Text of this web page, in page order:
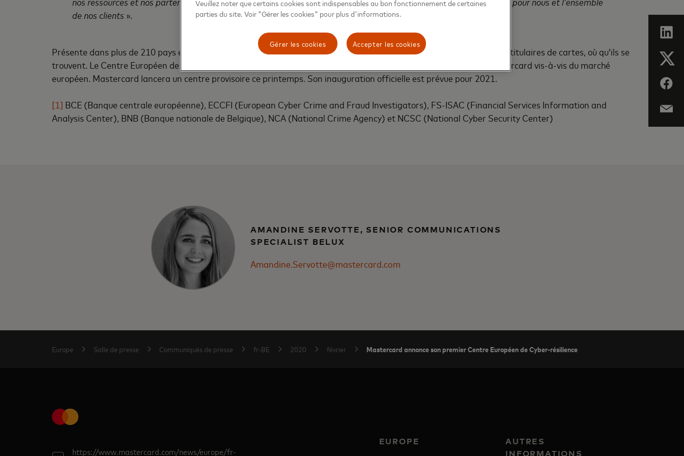
de nos clients ».
Présente dans plus de 210 pays et territoires, Mastercard s’attache à protéger ses activités, mais aussi ses clients et titulaires de cartes, où qu’ils se
trouvent. Le Centre Européen de Cyber-résilience est une nouvelle étape qui confirme l’engagement continu de Mastercard vis-à-vis du marché
européen. Mastercard lancera un centre provisoire ce printemps. Son inauguration officielle est prévue pour 2021.
[1] BCE (Banque centrale européenne), ECCFI (European Cyber Crime and Fraud Investigators), FS-ISAC (Financial Services Information and
Analysis Center), BNB (Banque nationale de Belgique), NCA (National Crime Agency) et NCSC (National Cyber Security Center)
AMANDINE SERVOTTE, SENIOR COMMUNICATIONS
SPECIALIST BELUX
Amandine.Servotte@mastercard.com
Europe Salle de presse Communiqués de presse fr-BE 2020 février Mastercard annonce son premier Centre Européen de Cyber-résilience
https://www.mastercard.com/news/europe/fr-
EUROPE
AUTRES
INFORMATIONS
Veuillez noter que certains cookies sont indispensables au bon fonctionnement de certaines
parties du site. Voir "Gérer les cookies" pour plus d'informations.
Accepter les cookies
Gérer les cookies